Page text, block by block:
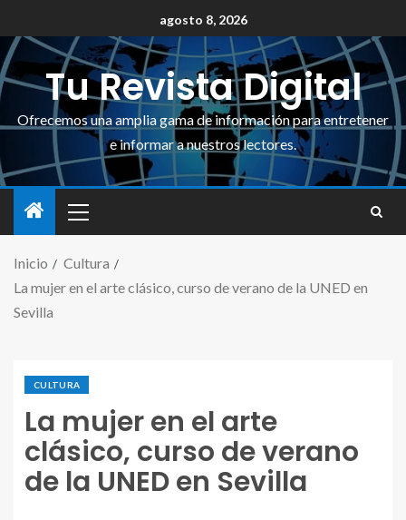
agosto 8, 2026
Tu Revista Digital
Ofrecemos una amplia gama de información para entretener
e informar a nuestros lectores.
Inicio
Cultura
La mujer en el arte clásico, curso de verano de la UNED en
Sevilla
CULTURA
La mujer en el arte
clásico, curso de verano
de la UNED en Sevilla